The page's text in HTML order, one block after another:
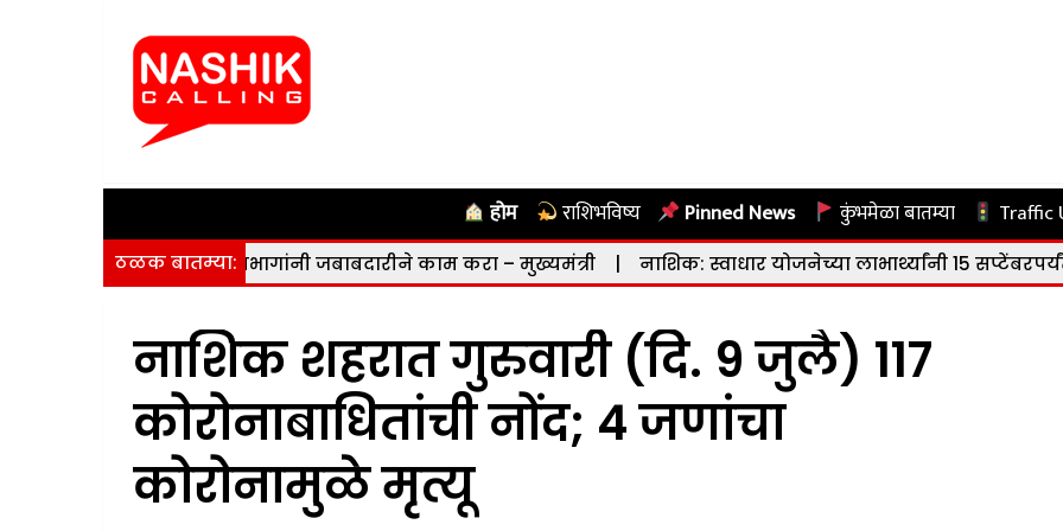
होम राशिभविष्य Pinned News कुंभमेळा बातम्या Traffic
ठळक बातम्या:
नाही; विभागांनी जबाबदारीने काम करा – मुख्यमंत्री | नाशिक: स्वाधार योजनेच्या लाभार्थ्यांनी 15 सप्टेंबरपर्यंत अर्जाचे
नाशिक शहरात गुरुवारी (दि. 9 जुलै) 117
कोरोनाबाधितांची नोंद; 4 जणांचा
कोरोनामुळे मृत्यू